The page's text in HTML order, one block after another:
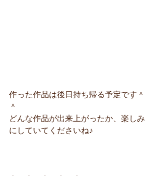
作った作品は後日持ち帰る予定です＾
＾
どんな作品が出来上がったか、楽しみ
にしていてくださいね♪